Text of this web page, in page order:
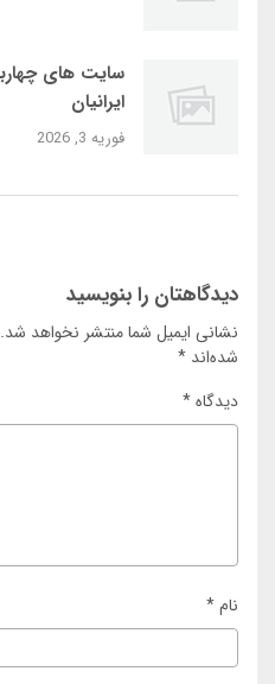
ایرانیان
فوریه 3, 2026
دیدگاهتان را بنویسید
نشانی ایمیل شما منتشر نخواهد شد.
شده‌اند *
دیدگاه*
نام*